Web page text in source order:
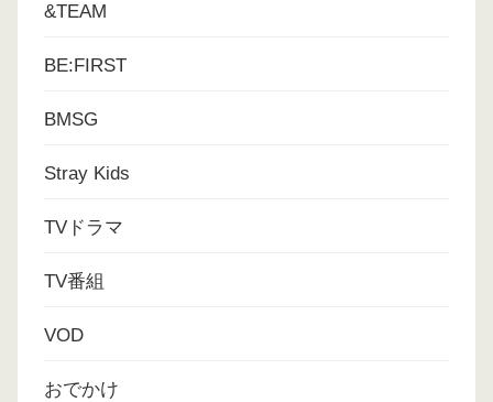
&TEAM
BE:FIRST
BMSG
Stray Kids
TVドラマ
TV番組
VOD
おでかけ